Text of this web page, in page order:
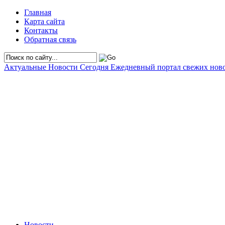
Главная
Карта сайта
Контакты
Обратная связь
Актуальные Новости Сегодня Ежедневный портал свежих